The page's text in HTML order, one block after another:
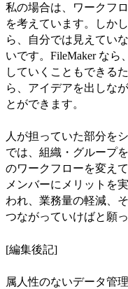
私の場合は、ワークフ
を考えています。しか
ら、自分では見えてい
いです。FileMaker なら
していくこともできる
ら、アイデアを出しな
とができます。
人が担っていた部分を
では、組織・グループ
のワークフローを変え
メンバーにメリットを
われ、業務量の軽減、
つながっていけばと願っ
[編集後記]
属人性のないデータ管